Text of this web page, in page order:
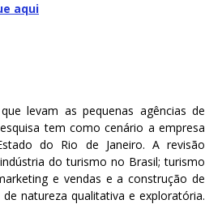
aqui
levam as pequenas agências de
tem como cenário a empresa
do Rio de Janeiro. A revisão
do turismo no Brasil; turismo
e vendas e a construção de
natureza qualitativa e exploratória.